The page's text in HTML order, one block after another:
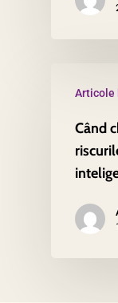
Articole
Când